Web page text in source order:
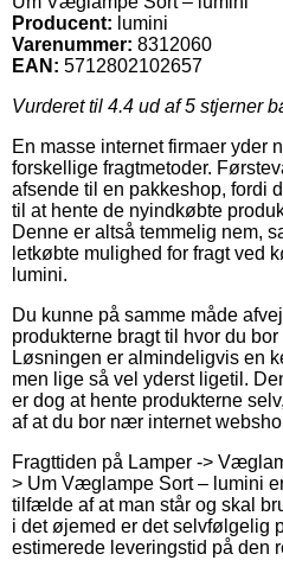
Producent: lumini
Varenummer: 8312060
EAN: 5712802102657
Vurderet til 4.4 ud af 5 stjerner
En masse internet firmaer yder
forskellige fragtmetoder.
afsende til en pakkeshop, fordi
til at hente de nyindkøbte
Denne er altså temmelig nem,
letkøbte mulighed for fragt ved
lumini.
Du kunne på samme måde
produkterne bragt til hvor du
Løsningen er almindeligvis en
men lige så vel yderst ligetil.
er dog at hente produkterne
af at du bor nær internet
Fragttiden på Lamper ->
> Um Væglampe Sort – lumini
tilfælde af at man står og skal
i det øjemed er det selvfølgelig
estimerede leveringstid på den